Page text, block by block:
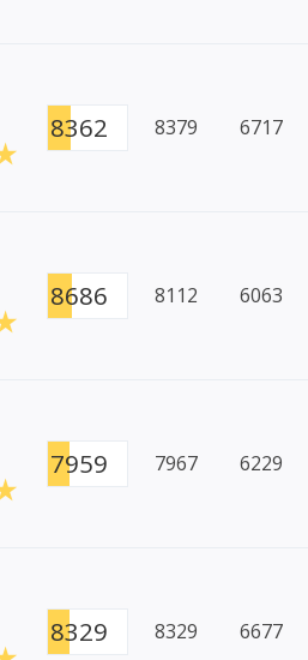
8362 8379 6717
8686 8112 6063
7959 7967 6229
8329 8329 6677